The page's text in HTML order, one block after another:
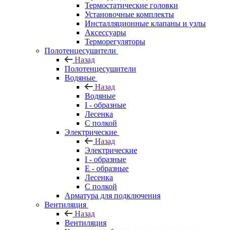
Термостатические головки
Установочные комплекты
Инсталляционные клапаны и узлы
Аксессуары
Терморегуляторы
Полотенцесушители
Назад
Полотенцесушители
Водяные
Назад
Водяные
I - образные
Лесенка
С полкой
Электрические
Назад
Электрические
I - образные
E - образные
Лесенка
С полкой
Арматура для подключения
Вентиляция
Назад
Вентиляция